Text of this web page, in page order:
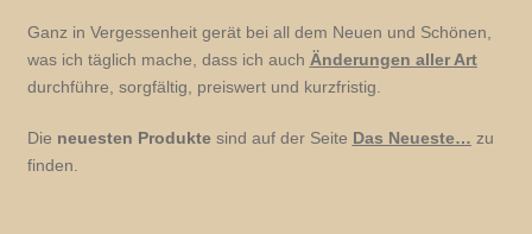
Ganz in Vergessenheit gerät bei all dem Neuen und Schönen,
was ich täglich mache, dass ich auch Änderungen aller Art
durchführe, sorgfältig, preiswert und kurzfristig.
Die neuesten Produktesind auf der Seite Das Neueste… zu
finden.